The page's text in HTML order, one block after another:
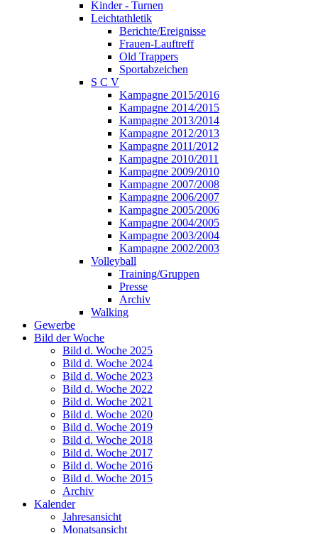
Kinder - Turnen
Leichtathletik
Berichte/Ereignisse
Frauen-Lauftreff
Old Trappers
Sportabzeichen
S C V
Kampagne 2015/2016
Kampagne 2014/2015
Kampagne 2013/2014
Kampagne 2012/2013
Kampagne 2011/2012
Kampagne 2010/2011
Kampagne 2009/2010
Kampagne 2007/2008
Kampagne 2006/2007
Kampagne 2005/2006
Kampagne 2004/2005
Kampagne 2003/2004
Kampagne 2002/2003
Volleyball
Training/Gruppen
Presse
Archiv
Walking
Gewerbe
Bild der Woche
Bild d. Woche 2025
Bild d. Woche 2024
Bild d. Woche 2023
Bild d. Woche 2022
Bild d. Woche 2021
Bild d. Woche 2020
Bild d. Woche 2019
Bild d. Woche 2018
Bild d. Woche 2017
Bild d. Woche 2016
Bild d. Woche 2015
Archiv
Kalender
Jahresansicht
Monatsansicht